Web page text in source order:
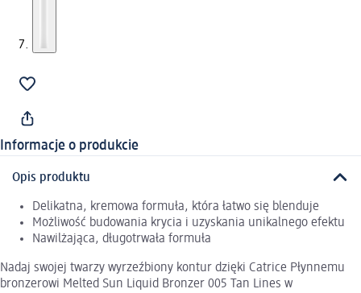
Informacje o produkcie
Opis produktu
Delikatna, kremowa formuła, która łatwo się blenduje
Możliwość budowania krycia i uzyskania unikalnego efektu
Nawilżająca, długotrwała formuła
Nadaj swojej twarzy wyrzeźbiony kontur dzięki Catrice Płynnemu
bronzerowi Melted Sun Liquid Bronzer 005 Tan Lines w